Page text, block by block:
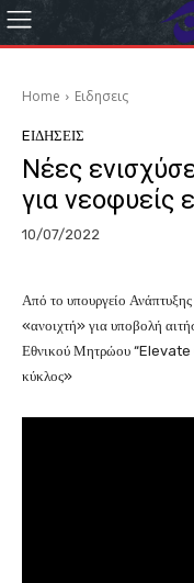
Home Eιδησεις
EΙΔΗΣΕΙΣ
Νέες
για νεοφυείς
10/07/2022
Από το υπουργείο Ανάπτυξης
«ανοιχτή» για υποβολή
Εθνικού Μητρώου “Elevate
κύκλος»